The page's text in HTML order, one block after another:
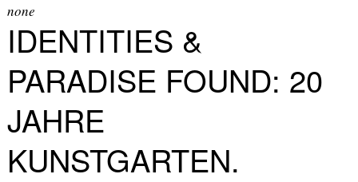
SAMMLUNG
KÜNSTLER*INNEN
ANGEBOTE
none
IDENTITIES &
PARADISE FOUND: 20
JAHRE
KUNSTGARTEN.